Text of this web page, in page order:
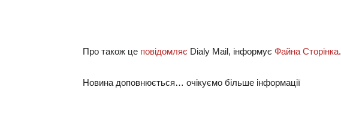
Про також це повідомляє Dialy Mail, інформує Файна Сторінка.
Новина доповнюється… очікуємо більше інформації